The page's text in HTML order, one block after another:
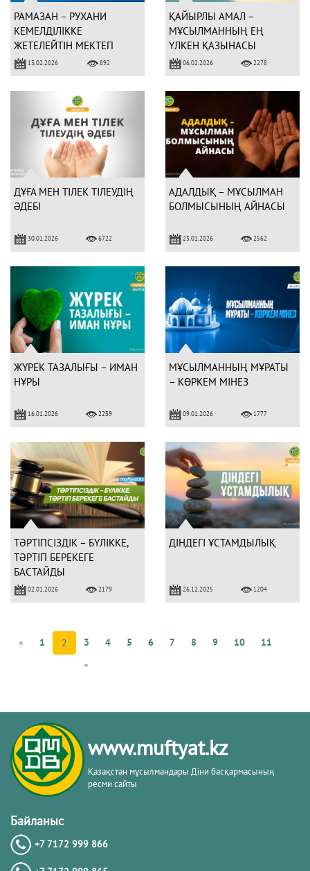
РАМАЗАН – РУХАНИ
КЕМЕЛДІЛІККЕ
ЖЕТЕЛЕЙТІН МЕКТЕП
13.02.2026 892
ҚАЙЫРЛЫ АМАЛ –
МҰСЫЛМАННЫҢ ЕҢ
ҮЛКЕН ҚАЗЫНАСЫ
06.02.2026 2278
ДҰҒА МЕН ТІЛЕК ТІЛЕУДІҢ
ӘДЕБІ
30.01.2026 6722
АДАЛДЫҚ – МҰСЫЛМАН
БОЛМЫСЫНЫҢ АЙНАСЫ
23.01.2026 2562
ЖҮРЕК ТАЗАЛЫҒЫ – ИМАН
НҰРЫ
16.01.2026 2239
МҰСЫЛМАННЫҢ МҰРАТЫ
– КӨРКЕМ МІНЕЗ
09.01.2026 1777
ТӘРТІПСІЗДІК – БҮЛІККЕ,
ТӘРТІП БЕРЕКЕГЕ
БАСТАЙДЫ
02.01.2026 2179
ДІНДЕГІ ҰСТАМДЫЛЫҚ
26.12.2025 1204
« 1 2 3 4 5 6 7 8 9 10
11
»
www.muftyat.kz
Қазақстан мұсылмандары Діни басқармасының
ресми сайты
Байланыс
+7 7172 999 866